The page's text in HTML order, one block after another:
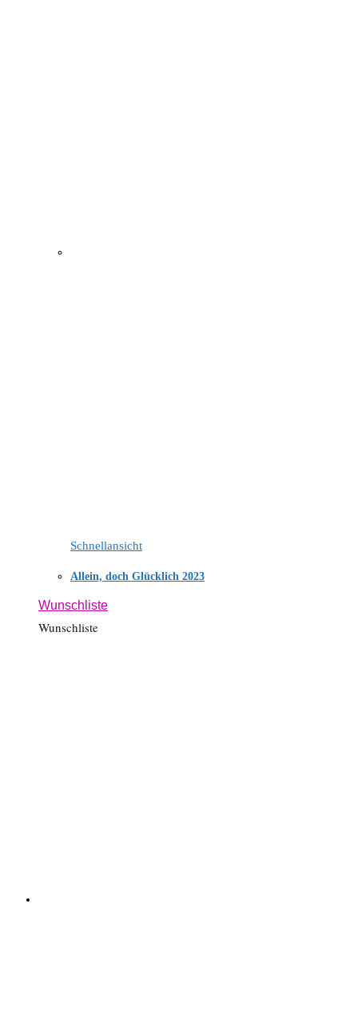
Schnellansicht
Allein, doch Glücklich 2023
Wunschliste
Wunschliste